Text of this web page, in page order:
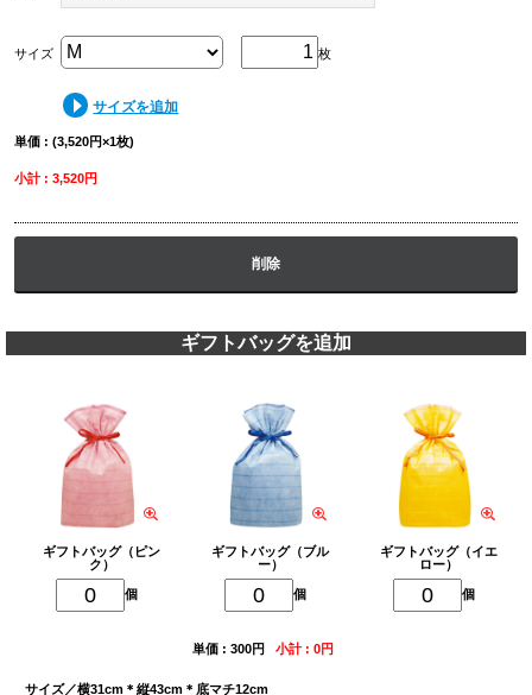
枚
サイズ
サイズを追加
単価 : (3,520円×1枚)
小計 : 3,520円
削除
ギフトバッグを追加
ギフトバッグ（ピン
ク）
個
ギフトバッグ（ブル
ー）
個
ギフトバッグ（イエ
ロー）
個
単価 : 300円 小計 : 0円
サイズ／横31cm＊縦43cm＊底マチ12cm